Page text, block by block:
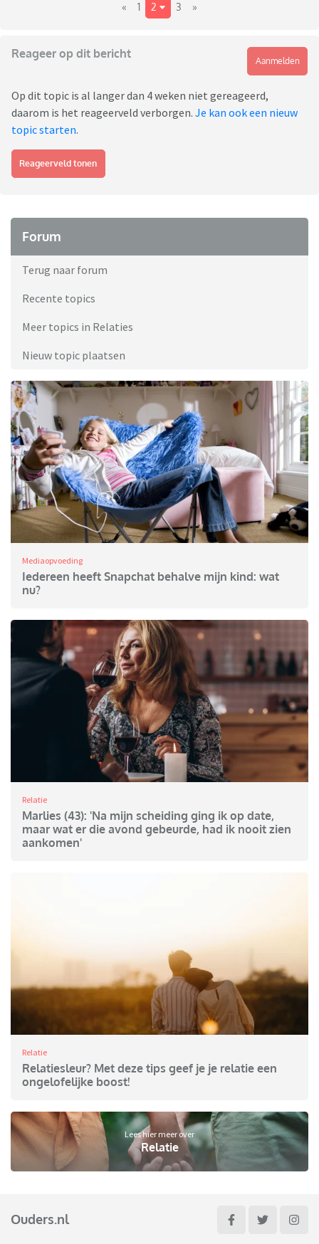
« 1 2 3 »
Reageer op dit bericht
Aanmelden
Op dit topic is al langer dan 4 weken niet gereageerd,
daarom is het reageerveld verborgen. Je kan ook een nieuw
topic starten.
Reageerveld tonen
Forum
Terug naar forum
Recente topics
Meer topics in Relaties
Nieuw topic plaatsen
Mediaopvoeding
Iedereen heeft Snapchat behalve mijn kind: wat
nu?
Relatie
Marlies (43): 'Na mijn scheiding ging ik op date,
maar wat er die avond gebeurde, had ik nooit zien
aankomen'
Relatie
Relatiesleur? Met deze tips geef je je relatie een
ongelofelijke boost!
Lees hier meer over
Relatie
Ouders.nl